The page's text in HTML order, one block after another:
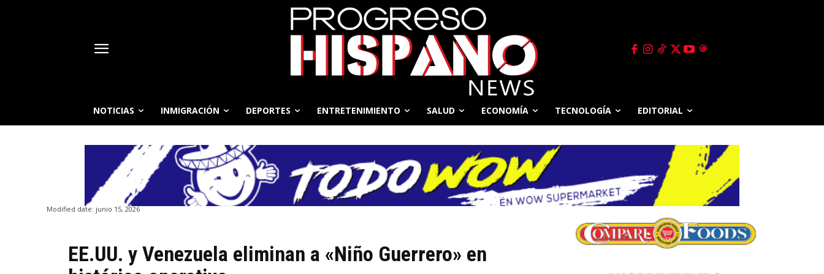
NOTICIAS INMIGRACIÓN DEPORTES ENTRETENIMIENTO SALUD ECONOMÍA TECNOLOGÍA EDITORIAL
Modified date: junio 15, 2026
EE.UU. y Venezuela eliminan a «Niño Guerrero» en